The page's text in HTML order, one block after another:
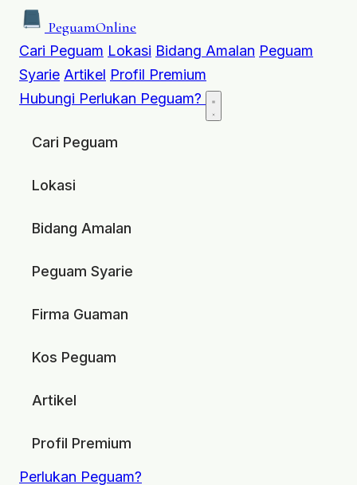
PeguamOnline
Cari Peguam Lokasi Bidang Amalan Peguam
Syarie Artikel Profil Premium
Hubungi Perlukan Peguam?
Cari Peguam
Lokasi
Bidang Amalan
Peguam Syarie
Firma Guaman
Kos Peguam
Artikel
Profil Premium
Perlukan Peguam?